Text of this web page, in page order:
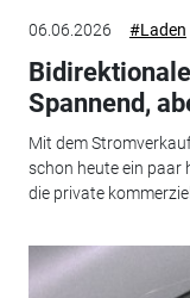
06.06.2026 #Laden
Spannend,
Mit dem
schon heute ein paar
die private